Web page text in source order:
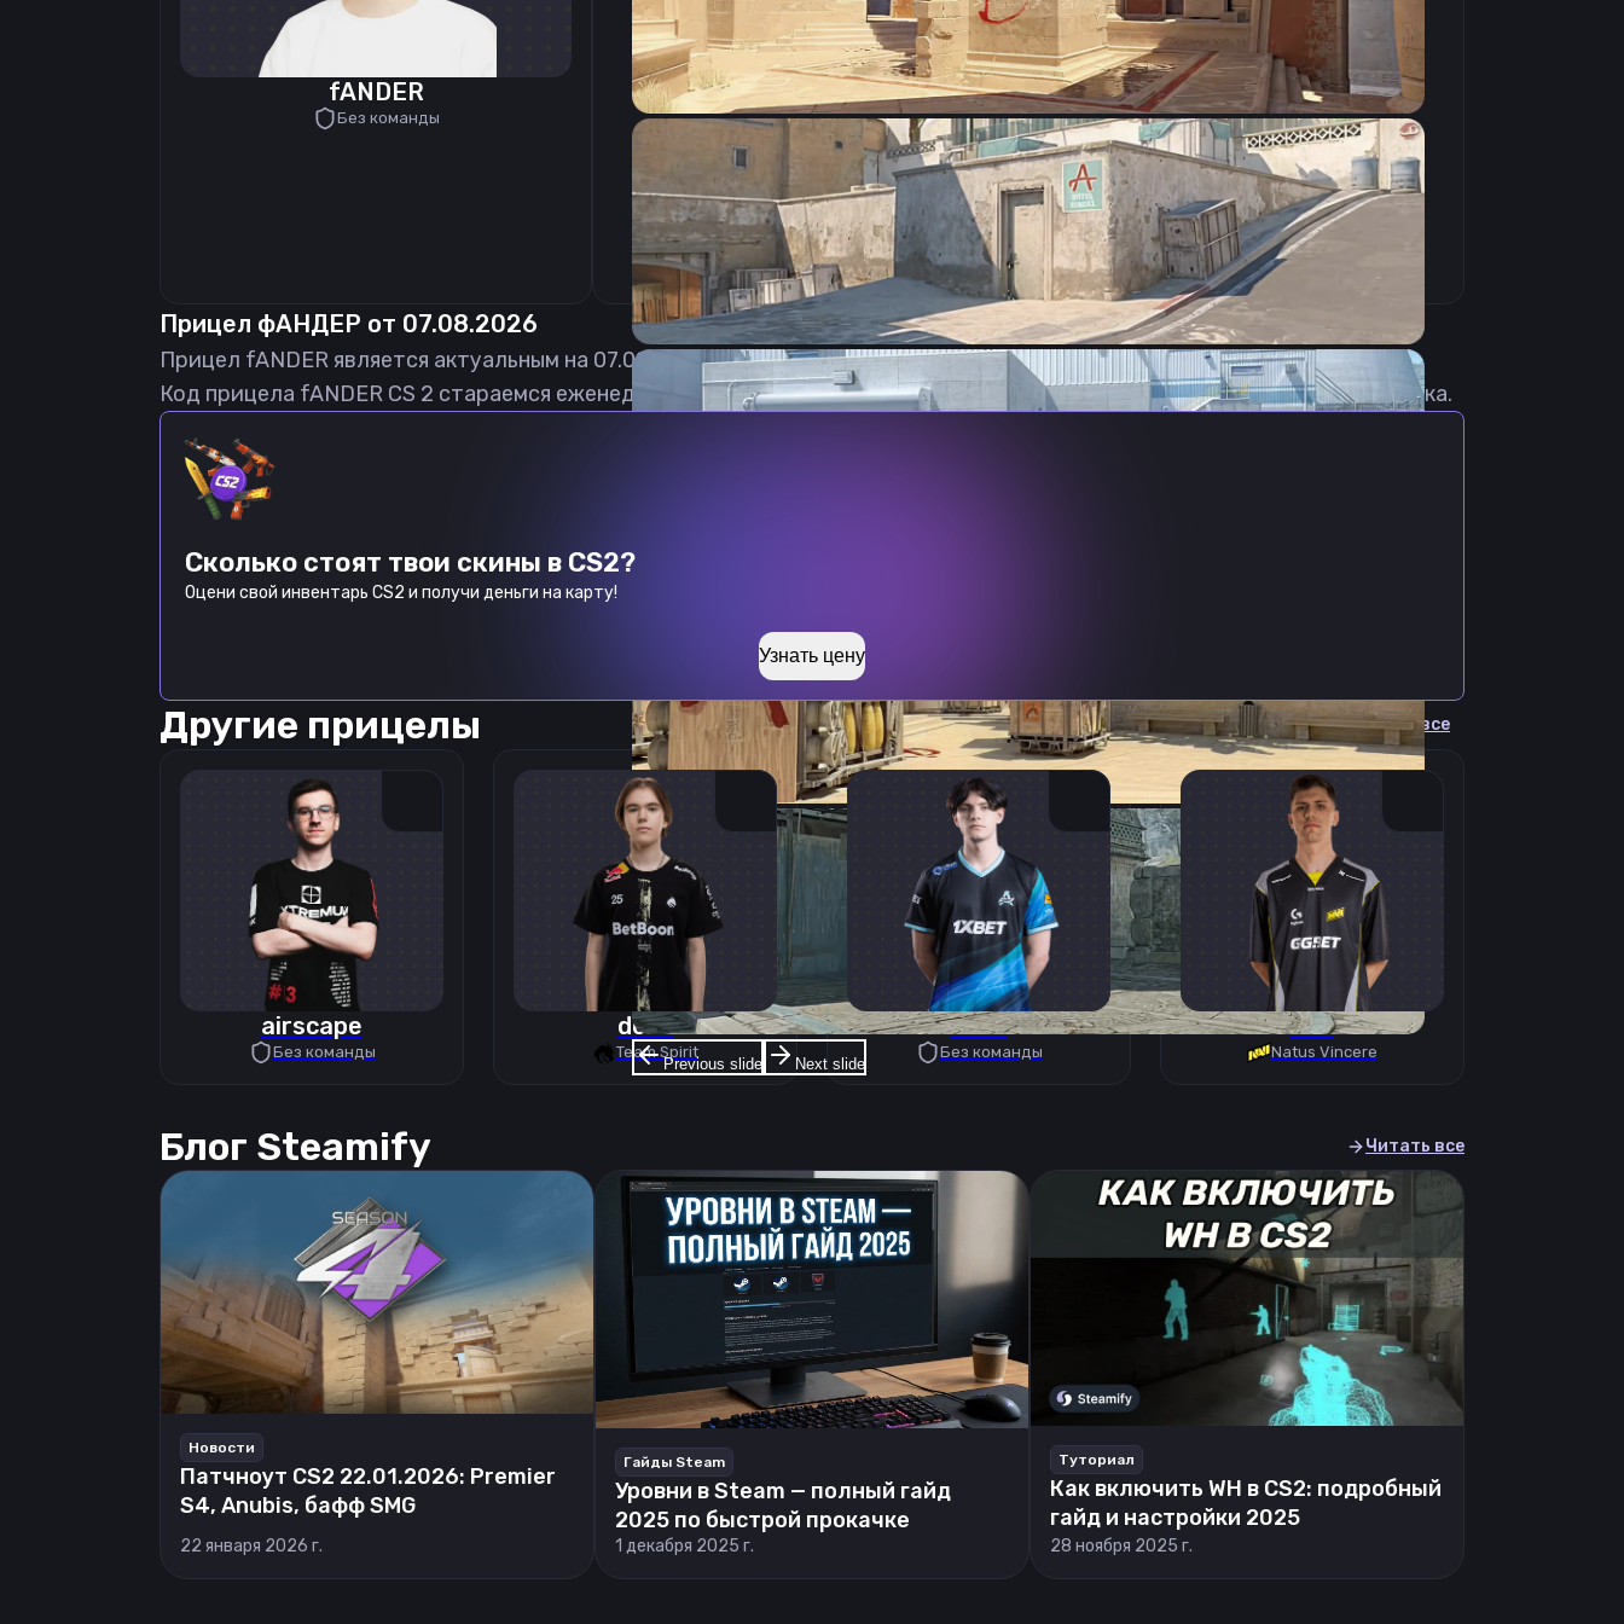
fANDER
Без команды
Previous slide Next slide
CSGO-5Tb9O-XWyhx-H8Q3X-uK7O5-HsnkP
Скопировать
Прицел фАНДЕР от 07.08.2026
Прицел fANDER является актуальным на 07.08.2026
Код прицела fANDER CS 2 стараемся еженедельно обновлять, чтобы вы могли играть с актуальными настройками игрока.
Сколько стоят твои скины в CS2?
Оцени свой инвентарь CS2 и получи деньги на карту!
Узнать цену
Другие прицелы Cмотреть все
airscape
Без команды
donk
Team Spirit
deko
Без команды
B1T
Natus Vincere
Блог Steamify Читать все
Новости
Патчноут CS2 22.01.2026: Premier
S4, Anubis, бафф SMG
22 января 2026 г.
Гайды Steam
Уровни в Steam — полный гайд
2025 по быстрой прокачке
1 декабря 2025 г.
Туториал
Как включить WH в CS2: подробный
гайд и настройки 2025
28 ноября 2025 г.